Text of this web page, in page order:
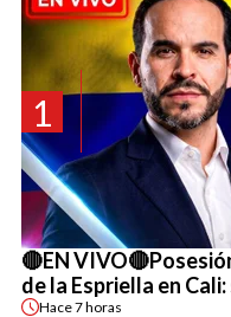
1
🔴EN
de la Espriella en
Hace7 horas